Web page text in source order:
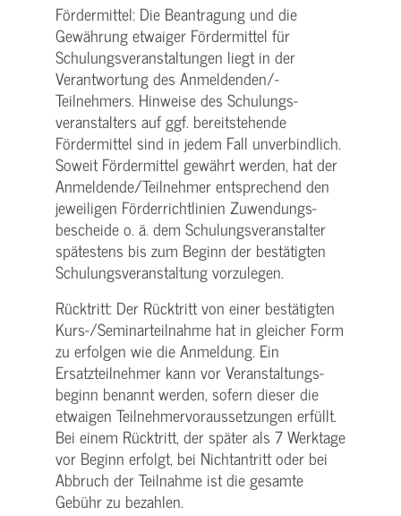
Fördermittel: Die Beantragung und die
Gewährung etwaiger Fördermittel für
Schulungs­veranstaltungen liegt in der
Verantwortung des Anmeldenden/­
Teilnehmers. Hinweise des Schulungs­
veranstalters auf ggf. bereitstehende
Fördermittel sind in jedem Fall unverbindlich.
Soweit Fördermittel gewährt werden, hat der
Anmeldende/­Teilnehmer entsprechend den
jeweiligen Förderrichtlinien Zuwendungs­
bescheide o. ä. dem Schulungs­veranstalter
spätestens bis zum Beginn der bestätigten
Schulungs­veranstaltung vorzulegen.
Rücktritt: Der Rücktritt von einer bestätigten
Kurs-/­Seminarteilnahme hat in gleicher Form
zu erfolgen wie die Anmeldung. Ein
Ersatzteilnehmer kann vor Veranstaltungs­
beginn benannt werden, sofern dieser die
etwaigen Teilnehmer­voraussetzungen erfüllt.
Bei einem Rücktritt, der später als 7 Werktage
vor Beginn erfolgt, bei Nichtantritt oder bei
Abbruch der Teilnahme ist die gesamte
Gebühr zu bezahlen.